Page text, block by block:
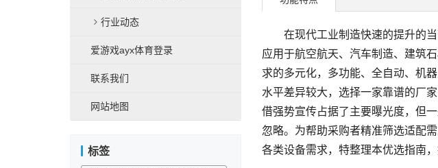
在现代工业制造快速的提升的当
应用于航空航天、汽车制造、建筑
求的多元化，多功能、全自动、机
水平差异较大，选择一家靠谱的厂
借强势宣传占据了主要曝光度，但
忽略。为帮助采购者精准筛选适配
各类设备需求，特整理本优选指南
行业动态
爱游戏ayx体育登录
联系我们
网站地图
标签